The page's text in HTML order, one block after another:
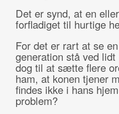
Det er synd, at en
forfladiget til hurtige
For det er rart at se
generation stå ved
dog til at sætte flere
ham, at konen tjener
findes ikke i hans
problem?